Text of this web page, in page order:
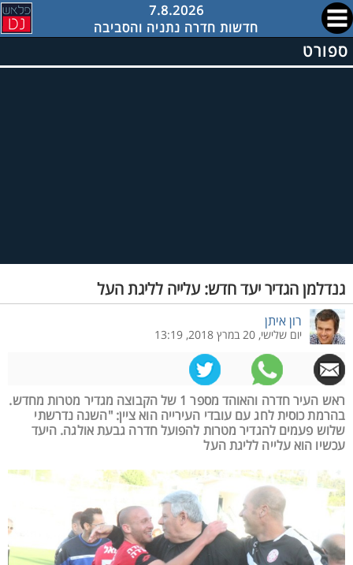
7.8.2026
חדשות חדרה נתניה והסביבה
ספורט
גנדלמן הגדיר יעד חדש: עלייה לליגת העל
רון איתן
יום שלישי, 20 במרץ 2018, 13:19
ראש העיר חדרה והאוהד מספר 1 של הקבוצה מגדיר מטרות מחדש.
בהרמת כוסית לחג עם עובדי העירייה הוא ציין: "השנה נדרשתי
שלוש פעמים להגדיר מטרות להפועל חדרה גבעת אולגה. היעד
עכשיו הוא עלייה לליגת העל